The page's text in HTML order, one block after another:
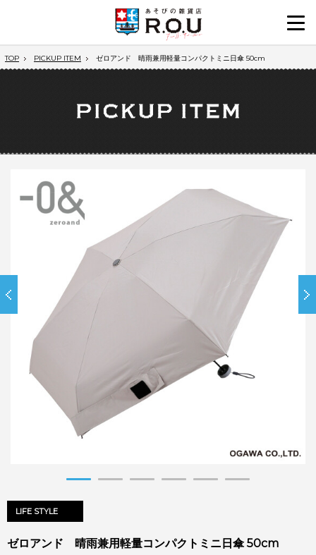
TOP PICKUP ITEM ゼロアンド 晴雨兼用軽量コンパクトミニ日傘 50cm
LIFE STYLE
ゼロアンド 晴雨兼用軽量コンパクトミニ日傘 50cm